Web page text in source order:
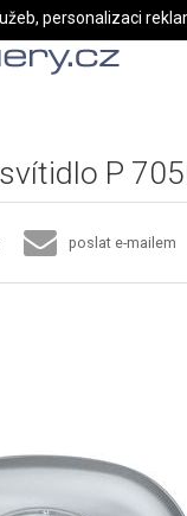
P
poslat e-mailem
personalizaci